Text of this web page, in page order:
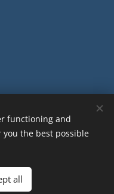
functioning and
the best possible
all